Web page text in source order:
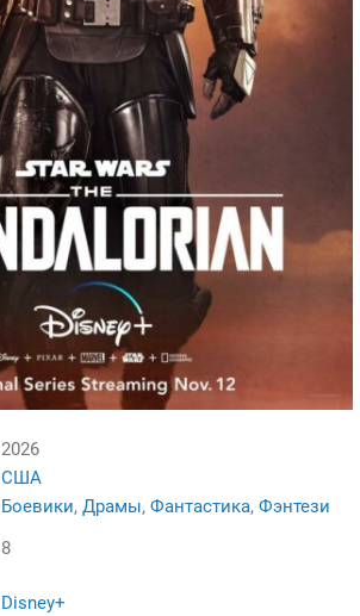
2026
США
Боевики, Драмы, Фантастика, Фэнтези
8
Disney+